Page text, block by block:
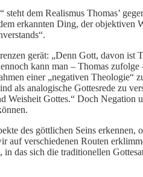
dem Realismus Thomas’
erkannten Ding, der objektiven
gerät: „Denn Gott, davon ist
kann man – Thomas
einer „negativen Theologie“
als analogische Gottesrede zu
Weisheit Gottes.“ Doch Negation
des göttlichen Seins erkennen,
auf verschiedenen Routen
das sich die traditionellen